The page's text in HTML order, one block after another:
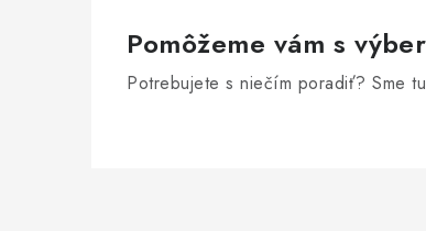
Pomôžeme vám s
Potrebujete s niečím poradiť? Sme